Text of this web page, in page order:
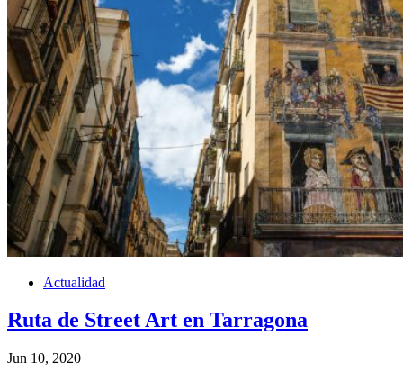
Actualidad
Ruta de Street Art en Tarragona
Jun 10, 2020